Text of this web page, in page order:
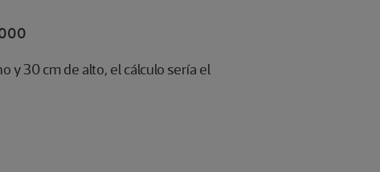
y 30 cm de alto, el cálculo sería el